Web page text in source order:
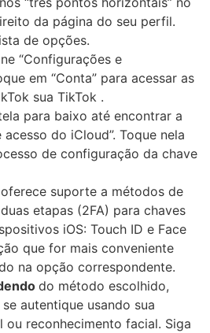
da página do seu perfil.
de opções.
“Configurações e
em “Conta” para acessar as
sua TikTok .
para baixo até encontrar a
do iCloud”. Toque nela
de configuração da chave
suporte a métodos de
etapas (2FA) para chaves
iOS: Touch ID e Face
que for mais conveniente
na opção correspondente.
do método escolhido,
autentique usando sua
ou reconhecimento facial. Siga